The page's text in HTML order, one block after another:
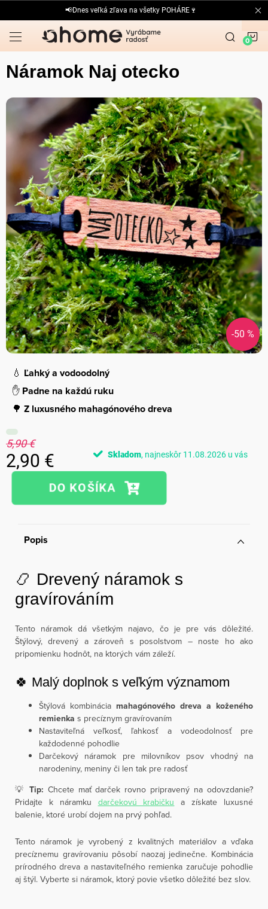
na
obsah
📢Dnes veľká zľava na všetky POHÁRE🍷
Náramok Naj otecko
-50 %
💧 Ľahký a vodoodolný
✋ Padne na každú ruku
🌳 Z luxusného mahagónového dreva
5,90 €
2,90 €
Jednotková
Skladom 11.08.2026
Popis
📿 Drevený náramok s
gravírováním
Tento náramok dá všetkým najavo, čo je pre vás dôležité.
Štýlový, drevený a zároveň s posolstvom – noste ho ako
pripomienku hodnôt, na ktorých vám záleží.
🍀 Malý doplnok s veľkým významom
Štýlová kombinácia mahagónového dreva a koženého
remienka s precíznym gravírovaním
Nastaviteľná veľkosť, ľahkosť a vodeodolnosť pre
každodenné pohodlie
Darčekový náramok pre milovníkov psov vhodný na
narodeniny, meniny či len tak pre radosť
💡 Tip: Chcete mať darček rovno pripravený na odovzdanie?
Pridajte k náramku darčekovú krabičku a získate luxusné
balenie, ktoré urobí dojem na prvý pohľad.
Tento náramok je vyrobený z kvalitných materiálov a vďaka
precíznemu gravírovaniu pôsobí naozaj jedinečne. Kombinácia
prírodného dreva a nastaviteľného remienka zaručuje pohodlie
aj štýl. Vyberte si náramok, ktorý povie všetko dôležité bez slov.